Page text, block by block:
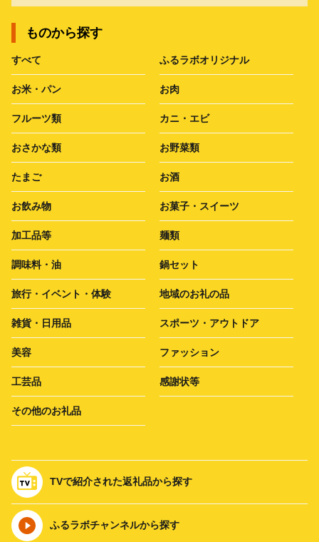
ものから探す
すべて ふるラボオリジナル
お米・パン お肉
フルーツ類 カニ・エビ
おさかな類 お野菜類
たまご お酒
お飲み物 お菓子・スイーツ
加工品等 麺類
調味料・油 鍋セット
旅行・イベント・体験 地域のお礼の品
雑貨・日用品 スポーツ・アウトドア
美容 ファッション
工芸品 感謝状等
その他のお礼品
TVで紹介された返礼品から探す
ふるラボチャンネルから探す